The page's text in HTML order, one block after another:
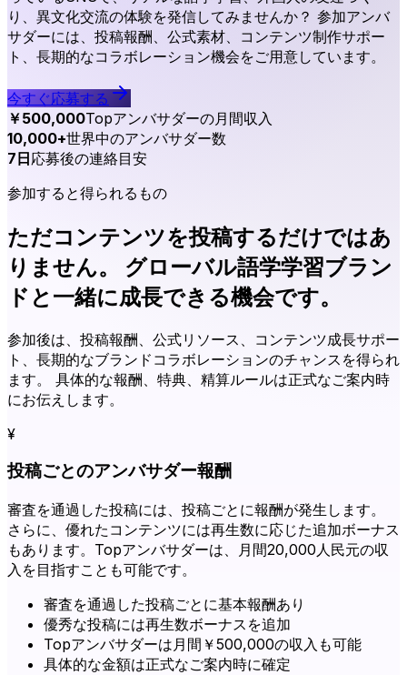
り、異文化交流の体験を発信してみませんか？ 参加アンバ
サダーには、投稿報酬、公式素材、コンテンツ制作サポー
ト、長期的なコラボレーション機会をご用意しています。
今すぐ応募する
￥500,000Topアンバサダーの月間収入
10,000+世界中のアンバサダー数
7日応募後の連絡目安
参加すると得られるもの
ただコンテンツを投稿するだけではあ
りません。 グローバル語学学習ブラン
ドと一緒に成長できる機会です。
参加後は、投稿報酬、公式リソース、コンテンツ成長サポー
ト、長期的なブランドコラボレーションのチャンスを得られ
ます。 具体的な報酬、特典、精算ルールは正式なご案内時
にお伝えします。
¥
投稿ごとのアンバサダー報酬
審査を通過した投稿には、投稿ごとに報酬が発生します。
さらに、優れたコンテンツには再生数に応じた追加ボーナス
もあります。Topアンバサダーは、月間20,000人民元の収
入を目指すことも可能です。
審査を通過した投稿ごとに基本報酬あり
優秀な投稿には再生数ボーナスを追加
Topアンバサダーは月間￥500,000の収入も可能
具体的な金額は正式なご案内時に確定